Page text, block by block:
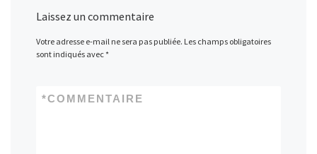
Laissez un commentaire
Votre adresse e-mail ne sera pas publiée. Les champs obligatoires
sont indiqués avec*
COMMENTAIRE
*